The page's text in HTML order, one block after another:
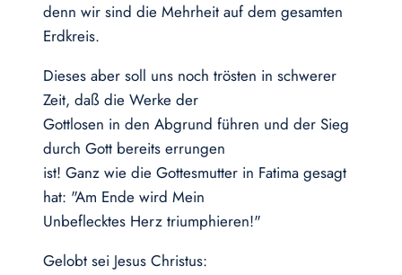
denn wir sind die Mehrheit auf dem gesamten
Erdkreis.
Dieses aber soll uns noch trösten in schwerer
Zeit, daß die Werke der
Gottlosen in den Abgrund führen und der Sieg
durch Gott bereits errungen
ist! Ganz wie die Gottesmutter in Fatima gesagt
hat: "Am Ende wird Mein
Unbeflecktes Herz triumphieren!"
Gelobt sei Jesus Christus: